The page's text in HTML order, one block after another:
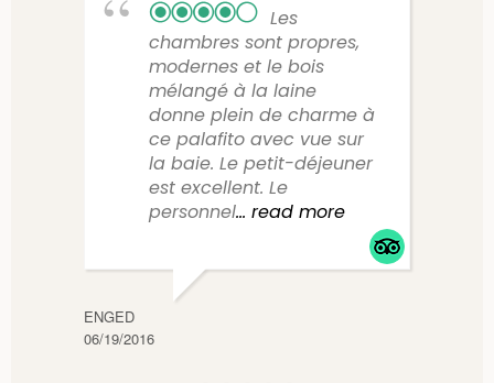
Les
chambres sont propres,
modernes et le bois
mélangé à la laine
donne plein de charme à
ce palafito avec vue sur
la baie. Le petit-déjeuner
est excellent. Le
personnel... read more
ENGED
06/19/2016